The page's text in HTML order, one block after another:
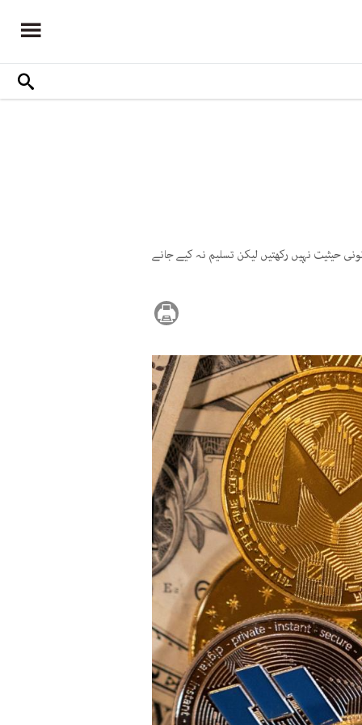
قانونی حیثیت نہیں رکھتیں لیکن تسلیم نہ کیے جانے